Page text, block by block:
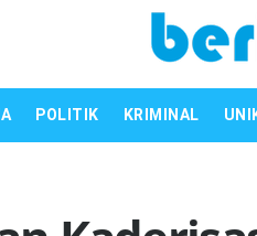
POLITIK KRIMINAL